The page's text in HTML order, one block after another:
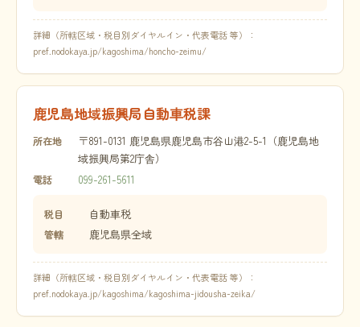
詳細（所轄区域・税目別ダイヤルイン・代表電話 等）：
pref.nodokaya.jp/kagoshima/honcho-zeimu/
鹿児島地域振興局自動車税課
所在地
〒891-0131 鹿児島県鹿児島市谷山港2-5-1（鹿児島地
域振興局第2庁舎）
電話 099-261-5611
税目 自動車税
管轄 鹿児島県全域
詳細（所轄区域・税目別ダイヤルイン・代表電話 等）：
pref.nodokaya.jp/kagoshima/kagoshima-jidousha-zeika/